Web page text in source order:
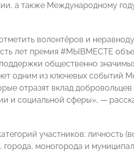
а также Международному
волонтёров и
лет премия #МЫВМЕСТЕ
общественно
одним из ключевых событий
отразят вклад
и социальной сферы», —
участников: личность
моногорода и